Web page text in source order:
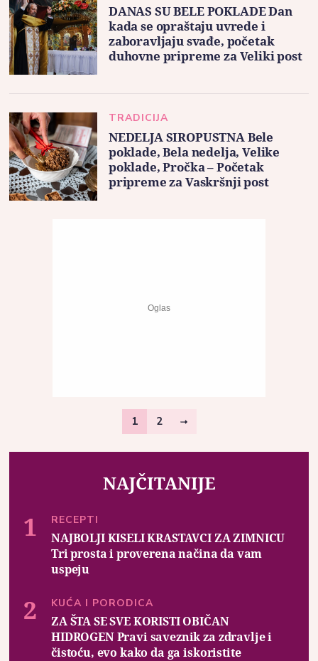
DANAS SU BELE POKLADE Dan
kada se opraštaju uvrede i
zaboravljaju svađe, početak
duhovne pripreme za Veliki post
TRADICIJA
NEDELJA SIROPUSTNA Bele
poklade, Bela nedelja, Velike
poklade, Pročka – Početak
pripreme za Vaskršnji post
1 2
NAJČITANIJE
RECEPTI
NAJBOLJI KISELI KRASTAVCI ZA ZIMNICU
Tri prosta i proverena načina da vam
uspeju
KUĆA I PORODICA
ZA ŠTA SE SVE KORISTI OBIČAN
HIDROGEN Pravi saveznik za zdravlje i
čistoću, evo kako da ga iskoristite